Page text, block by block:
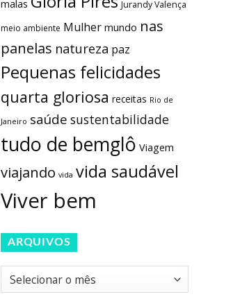
malas
Jurandy Valença
meio ambiente Mulher mundo nas
panelas natureza paz
Pequenas felicidades
quarta gloriosa receitas Rio de
Janeiro saúde sustentabilidade
tudo de bemglô Viagem
viajando vida vida saudável
Viver bem
ARQUIVOS
Arquivos